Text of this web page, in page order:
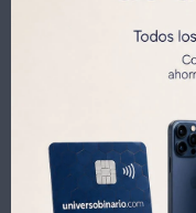
Métodos y costos de
Productos que